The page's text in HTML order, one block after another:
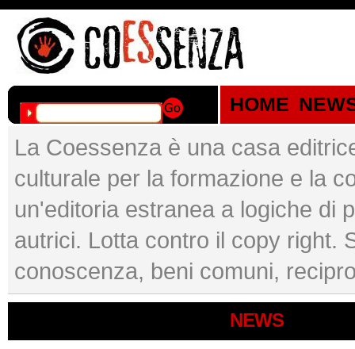
HOME
La Coessenza è una casa
culturale per la formazione e la
un'editoria estranea a logiche di
autrici. Lotta contro il copy right.
conoscenza, beni comuni,
NEWS